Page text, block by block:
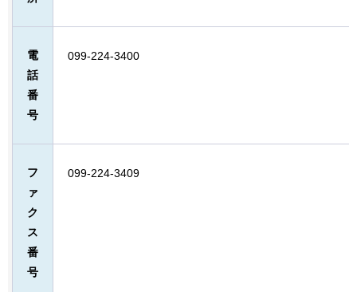
電
話
番
号
099-224-3400
フ
ァ
ク
ス
番
号
099-224-3409